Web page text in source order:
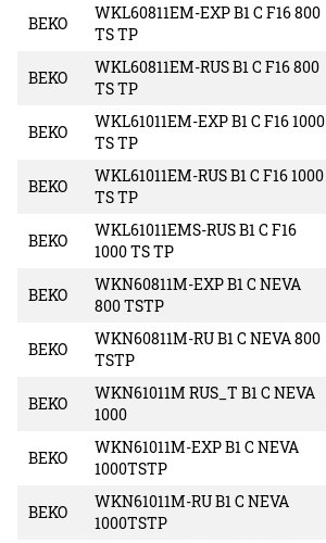
BEKO
WKL60811EM-EXP B1 C F16 800
TS TP
BEKO
WKL60811EM-RUS B1 C F16 800
TS TP
BEKO
WKL61011EM-EXP B1 C F16 1000
TS TP
BEKO
WKL61011EM-RUS B1 C F16 1000
TS TP
BEKO
WKL61011EMS-RUS B1 C F16
1000 TS TP
BEKO
WKN60811M-EXP B1 C NEVA
800 TSTP
BEKO
WKN60811M-RU B1 C NEVA 800
TSTP
BEKO
WKN61011M RUS_T B1 C NEVA
1000
BEKO
WKN61011M-EXP B1 C NEVA
1000TSTP
BEKO
WKN61011M-RU B1 C NEVA
1000TSTP